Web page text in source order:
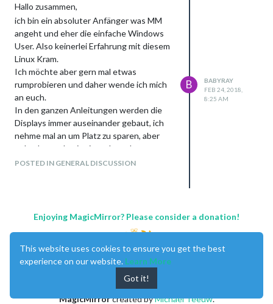
Hallo zusammen,
ich bin ein absoluter Anfänger was MM
angeht und eher die einfache Windows
User. Also keinerlei Erfahrung mit diesem
Linux Kram.
Ich möchte aber gern mal etwas
rumprobieren und daher wende ich mich
an euch.
In den ganzen Anleitungen werden die
Displays immer auseinander gebaut, ich
nehme mal an um Platz zu sparen, aber
geht das auch mit einem kompletten
Monitor?
Display?
Danke
POSTED IN GENERAL DISCUSSION
B
BABYRAY
FEB 24, 2018,
8:25 AM
Enjoying MagicMirror? Please consider a donation!
MagicMirrorcreated byMichael Teeuw.
This website uses cookies to ensure you get the best
experience on our website. Learn More
Got it!